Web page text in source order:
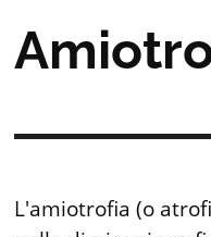
L'amiotrofia (o